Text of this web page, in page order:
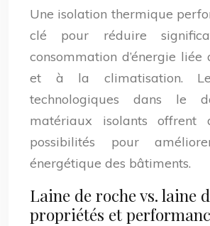
Une isolation thermique
clé pour réduire
consommation d’énergie
et à la climatisation.
technologiques dans le
matériaux isolants offrent
possibilités pour
énergétique des bâtiments.
Laine de roche vs. laine
propriétés et